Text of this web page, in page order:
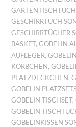
GESCHIRRTUCH
GESCHIRRTÜCHER
BASKET,GOBELIN
AUFLEGER,
KÖRBCHEN ,
PLATZDECKCHEN ,
GOBELIN
GOBELIN TISCHSET,
GOBELIN
GOBELINKISSEN